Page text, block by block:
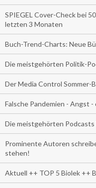
SPIEGEL Cover-Check bei
letzten 3 Monaten
Buch-Trend-Charts: Neue
Die meistgehörten Politik-
Der Media Control Sommer-
Falsche Pandemien - Angst
Die meistgehörten Podcasts
Prominente Autoren
stehen!
Aktuell ++ TOP 5 Biolek ++